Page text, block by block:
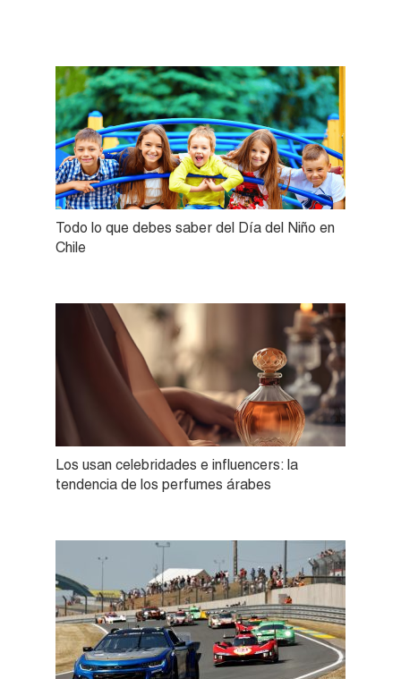
Todo lo que debes saber del Día del Niño en
Chile
Los usan celebridades e influencers: la
tendencia de los perfumes árabes